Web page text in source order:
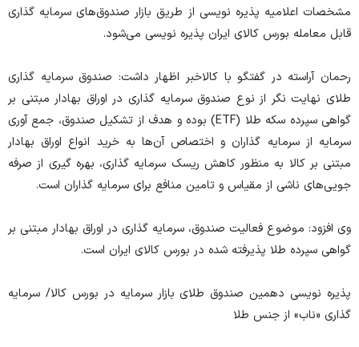
مشخصات اعلامیه پذیره نویسی از طریق بازار صندوق‌های سرمایه گذاری
قابل معامله بورس کالای ایران پذیره نویسی می‌شود.
رحمان آراسته در گفتگو با کالاخبر اظهار داشت: صندوق سرمایه گذاری
طلای نهایت نگر از نوع صندوق سرمایه گذاری در اوراق بهادار مبتنی بر
گواهی سپرده سکه طلا (ETF) بوده و هدف از تشکیل صندوق، جمع آوری
سرمایه از سرمایه گذاران و اختصاص آن‌ها به خرید انواع اوراق بهادار
مبتنی بر کالا به منظور کاهش ریسک سرمایه گذاری، بهره گیری از صرفه
جویی‌های ناشی از مقیاس و تامین منافع برای سرمایه گذاران است.
وی افزود: موضوع فعالیت صندوق، سرمایه گذاری در اوراق بهادار مبتنی بر
گواهی سپرده طلا پذیرفته شده در بورس کالای ایران است.
پذیره نویسی دهمین صندوق طلای بازار سرمایه در بورس کالا/ سرمایه
گذاری «ناب» از جنس طلا